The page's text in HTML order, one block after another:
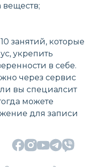
веществ;
занятий, которые
укрепить
в себе.
через сервис
вы специалсит
можете
для записи